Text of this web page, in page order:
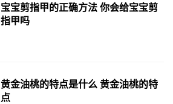
宝宝剪指甲的正确方法 你会给宝宝剪
指甲吗
黄金油桃的特点是什么 黄金油桃的特
点